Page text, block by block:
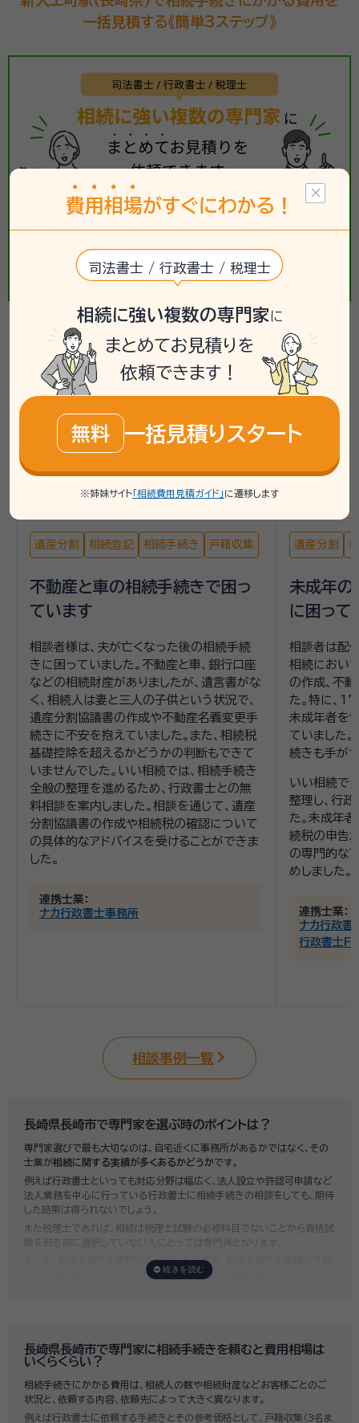
一括見積する《簡単3ステップ》
【相続手続き】の相談事例
掲載している相談事例は、「いい相続」で過去にお受けした
ご相談内容をもとに、個人が特定されないよう匿名化・一
部編集したうえで要約したものです。実際に必要な手続き
や相談先は、お客様の状況により異なるため、詳しくは専
門家や相談窓口へご確認ください。
遺産分割 相続登記 相続手続き 戸籍収集
不動産と車の相続手続きで困っ
ています
相談者様は、夫が亡くなった後の相続手続
きに困っていました。不動産と車、銀行口座
などの相続財産がありましたが、遺言書がな
く、相続人は妻と三人の子供という状況で、
遺産分割協議書の作成や不動産名義変更手
続きに不安を抱えていました。また、相続税
基礎控除を超えるかどうかの判断もできて
いませんでした。いい相続では、相続手続き
全般の整理を進めるため、行政書士との無
料相談を案内しました。相談を通じて、遺産
分割協議書の作成や相続税の確認について
の具体的なアドバイスを受けることができま
した。
連携士業：
ナカ行政書士事務所
遺産分割
未成年の
に困って
相談者は配
相続におい
の作成、不
た。特に、
未成年者を
ていました。
続きも手が
いい相続で
整理し、行
た。未成年
続税の申告
の専門的な
めしました。
連携士業：
ナカ行政書
行政書士
相談事例一覧
長崎県長崎市で専門家を選ぶ時のポイントは？
専門家選びで最も大切なのは、自宅近くに事務所があるかではなく、その
士業が相続に関する実績が多くあるかどうかです。
例えば行政書士といっても対応分野は幅広く、法人設立や許認可申請など
法人業務を中心に行っている行政書士に相続手続きの相談をしても、期待
した結果は得られないでしょう。
また税理士であれば、相続は税理士試験の必修科目でないことから資格試
験を取る時に選択していない人にとっては専門外となります。
よって、相続手続きを専門に行っている士業や、相続手続きの実績が多数
ある士業を選ぶことが、スムーズで間違いのない相続手続きのために非常
長崎県長崎市で専門家に相続手続きを頼むと費用相場は
いくらくらい？
相続手続きにかかる費用は、相続人の数や相続財産などお客様ごとのご
状況と、依頼する内容、依頼先によって大きく異なります。
例えば行政書士に依頼する手続きとその参考価格として、戸籍収集（3名ま
費用 相場がすぐにわかる！
司法書士 / 行政書士 / 税理士
相続に強い複数の専門家に
まとめてお見積りを
依頼できます！
無料 一括見積りスタート
※姉妹サイト 「相続費用見積ガイド」 に遷移します